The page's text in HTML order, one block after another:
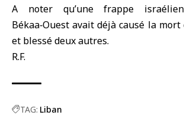
A noter qu’une frappe
Békaa‑Ouest avait déjà causé la mort
et blessé deux autres.
R.F.
TAG: Liban